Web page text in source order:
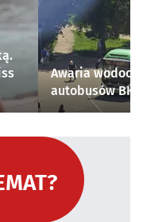
Awaria
autobusów